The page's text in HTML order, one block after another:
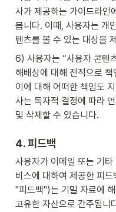
사가 제공하는 가이드라인
봅니다. 이때, 사용자는 개
텐츠를 볼 수 있는 대상을
6) 사용자는 “사용자 콘텐
해배상에 대해 전적으로
이에 대해 어떠한 책임도
사는 독자적 결정에 따라
및 삭제할 수 있습니다.
4. 피드백
사용자가 이메일 또는 기
비스에 대하여 제공한 피
"피드백")는 기밀 자료에
고유한 자산으로 간주됩니